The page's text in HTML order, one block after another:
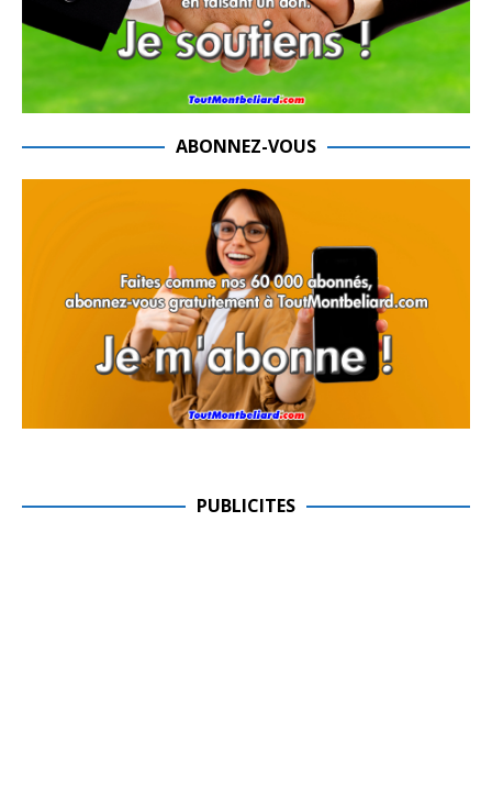
ABONNEZ-VOUS
PUBLICITES